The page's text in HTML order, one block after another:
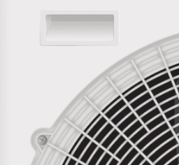
Документация
AUX Дозаправка фреона 2025.pdf
Каталог_AUX_2025.pdf
Руководство по пуско_наладке
Руководство пользователя
AUX ARV мануал внутренние
AUX Коды ошибок.pdf
С этим товаром